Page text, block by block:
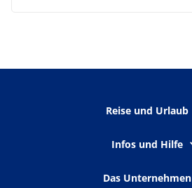
Reise und Urlaub
Infos und Hilfe
Das Unternehmen